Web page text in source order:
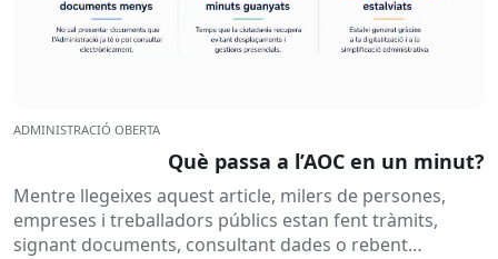
ADMINISTRACIÓ OBERTA
Què passa a l’AOC en un minut?
Mentre llegeixes aquest article, milers de persones,
empreses i treballadors públics estan fent tràmits,
signant documents, consultant dades o rebent